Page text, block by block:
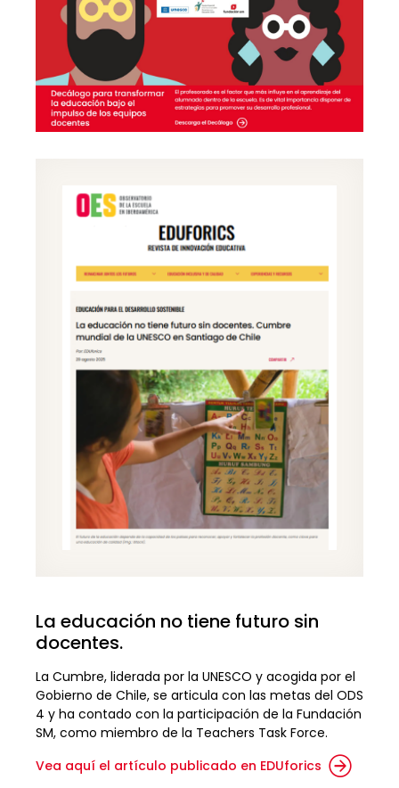
La educación no tiene futuro sin
docentes.
La Cumbre, liderada por la UNESCO y acogida por el
Gobierno de Chile, se articula con las metas del ODS
4 y ha contado con la participación de la Fundación
SM, como miembro de la Teachers Task Force.
Vea aquí el artículo publicado en EDUforics